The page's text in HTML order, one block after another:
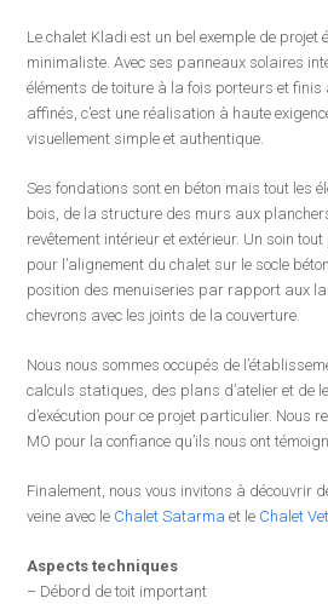
Le chalet Kladi est un bel exemple de projet
minimaliste. Avec ses panneaux solaires
éléments de toiture à la fois porteurs et finis
affinés, c’est une réalisation à haute
visuellement simple et authentique.
Ses fondations sont en béton mais tout les
bois, de la structure des murs aux
revêtement intérieur et extérieur. Un soin
pour l’alignement du chalet sur le socle
position des menuiseries par rapport aux
chevrons avec les joints de la couverture.
Nous nous sommes occupés de
calculs statiques, des plans d’atelier et de
d’exécution pour ce projet particulier. Nous
MO pour la confiance qu’ils nous ont
Finalement, nous vous invitons à découvrir
veine avec le Chalet Satarma et le Chalet
Aspects techniques
– Débord de toit important